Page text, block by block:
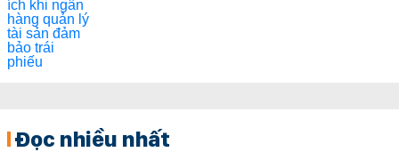
Đọc nhiều nhất